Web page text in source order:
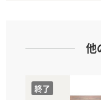
他
終了